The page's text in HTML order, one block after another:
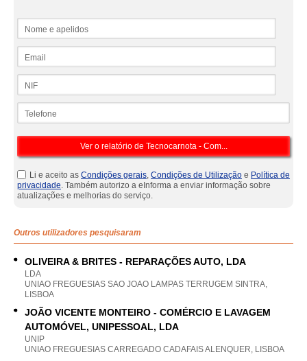
Li e aceito as Condições gerais, Condições de Utilização e Política de
privacidade. Também autorizo a eInforma a enviar informação sobre
atualizações e melhorias do serviço.
Outros utilizadores pesquisaram
OLIVEIRA & BRITES - REPARAÇÕES AUTO, LDA
LDA
UNIAO FREGUESIAS SAO JOAO LAMPAS TERRUGEM SINTRA,
LISBOA
JOÃO VICENTE MONTEIRO - COMÉRCIO E LAVAGEM
AUTOMÓVEL, UNIPESSOAL, LDA
UNIP
UNIAO FREGUESIAS CARREGADO CADAFAIS ALENQUER, LISBOA